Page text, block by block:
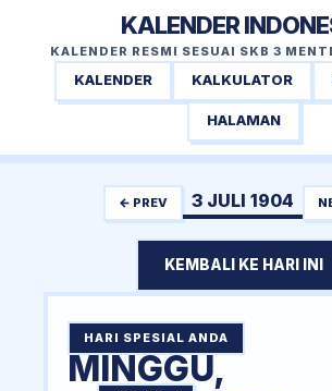
KALENDER
KALENDER RESMI SESUAI SKB 3
KALENDER KALKULATOR
HALAMAN
← PREV 3 JULI 1904
KEMBALI KE HARI INI
HARI SPESIAL ANDA
MINGGU,